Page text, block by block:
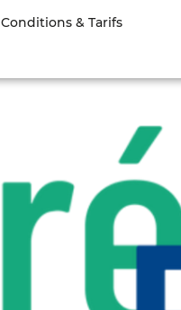
Conditions & Tarifs